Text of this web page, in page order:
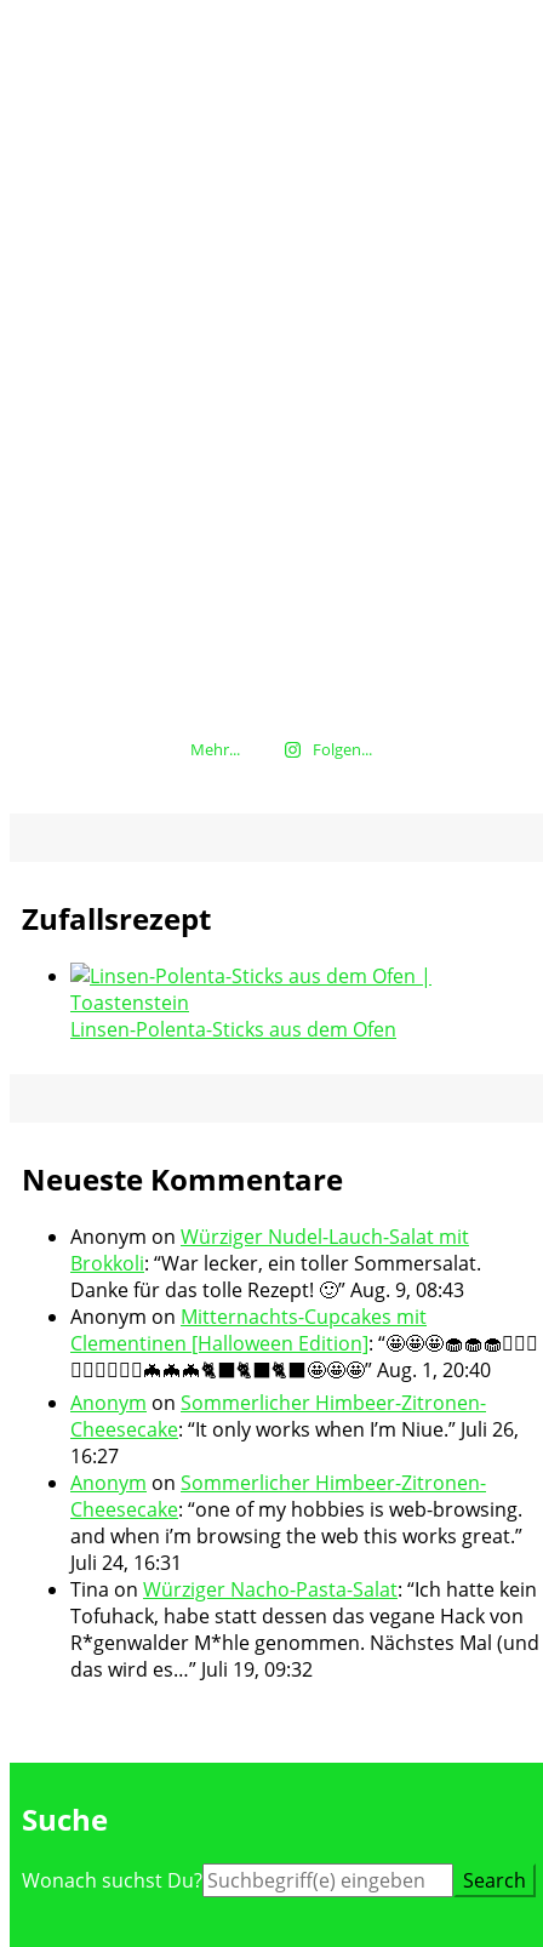
Mehr... Folgen...
Zufallsrezept
Linsen-Polenta-Sticks aus dem Ofen
Neueste Kommentare
Anonym on Würziger Nudel-Lauch-Salat mit
Brokkoli: “War lecker, ein toller Sommersalat.
Danke für das tolle Rezept! 🙂”Aug. 9, 08:43
Anonym on Mitternachts-Cupcakes mit
Clementinen [Halloween Edition]: “🤩🤩🤩🧁🧁🧁🧛🏻‍♀️
🧛🏻‍♀️🧛🏻‍♀️🦇🦇🦇🐈‍⬛🐈‍⬛🐈‍⬛🤩🤩🤩”Aug. 1, 20:40
Anonym on Sommerlicher Himbeer-Zitronen-
Cheesecake: “It only works when I’m Niue.” Juli 26,
16:27
Anonym on Sommerlicher Himbeer-Zitronen-
Cheesecake: “one of my hobbies is web-browsing.
and when i’m browsing the web this works great.”
Juli 24, 16:31
Tina on Würziger Nacho-Pasta-Salat: “Ich hatte kein
Tofuhack, habe statt dessen das vegane Hack von
R*genwalder M*hle genommen. Nächstes Mal (und
das wird es…” Juli 19, 09:32
Suche
Suche
Wonach suchst Du?